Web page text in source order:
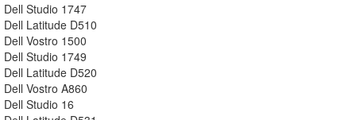
Dell Studio 1747
Dell Latitude D510
Dell Vostro 1500
Dell Studio 1749
Dell Latitude D520
Dell Vostro A860
Dell Studio 16